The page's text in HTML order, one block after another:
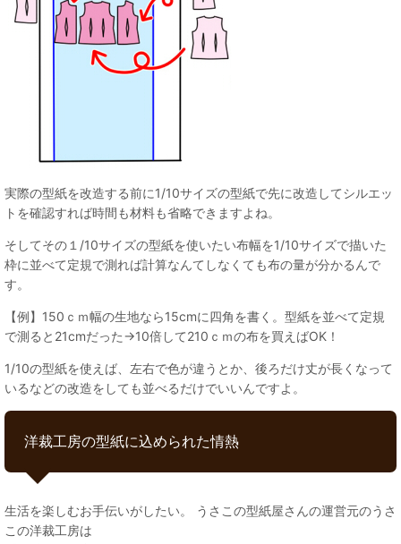
実際の型紙を改造する前に1/10サイズの型紙で先に改造してシルエッ
トを確認すれば時間も材料も省略できますよね。
そしてその１/10サイズの型紙を使いたい布幅を1/10サイズで描いた
枠に並べて定規で測れば計算なんてしなくても布の量が分かるんで
す。
【例】150ｃｍ幅の生地なら15cmに四角を書く。型紙を並べて定規
で測ると21cmだった→10倍して210ｃｍの布を買えばOK！
1/10の型紙を使えば、左右で色が違うとか、後ろだけ丈が長くなって
いるなどの改造をしても並べるだけでいいんですよ。
洋裁工房の型紙に込められた情熱
生活を楽しむお手伝いがしたい。 うさこの型紙屋さんの運営元のうさ
この洋裁工房は